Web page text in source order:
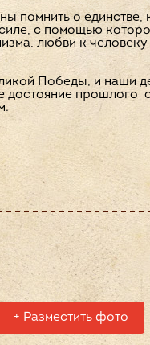
помнить о единстве,
с помощью
любви к
Победы, и наши
достояние прошлого
+ Разместить фото